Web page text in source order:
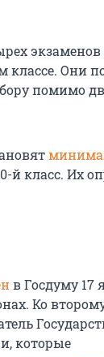
классе. Они
помимо
й класс. Их
в Госдуму 17
Ко
которые